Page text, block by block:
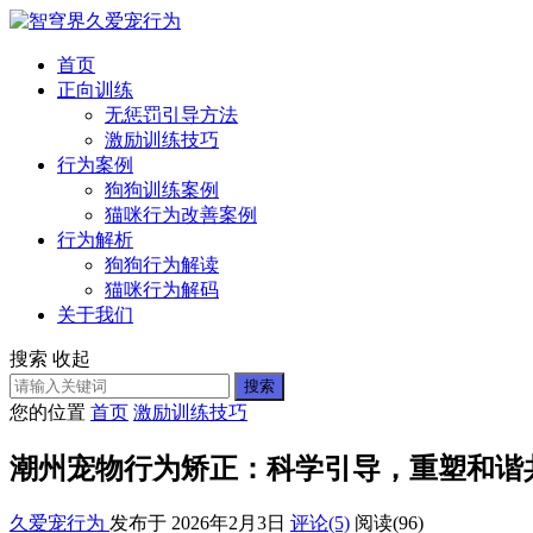
首页
正向训练
无惩罚引导方法
激励训练技巧
行为案例
狗狗训练案例
猫咪行为改善案例
行为解析
狗狗行为解读
猫咪行为解码
关于我们
搜索 收起
搜索
您的位置 首页 激励训练技巧
潮州宠物行为矫正：科学引导，重塑和谐
久爱宠行为 发布于 2026年2月3日 评论(5) 阅读(96)